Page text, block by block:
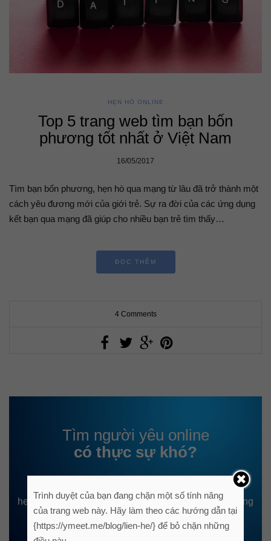
HẸN HÒ ONLINE
Top 5 trang web tìm bạn bốn
phương tốt nhất ở Việt Nam
16/05/2017
Tìm bạn bốn phương, hẹn hò qua mạng từ lâu đã trở thành một
cách yêu đương mới của giới trẻ. Sự ra đời của các ứng dụng
kết bạn qua mạng đã giúp cho nhiều bạn trẻ tìm thấy…
ĐỌC THÊM
4 Comments
Tìm người yêu online
có thực sự khó?
hẹn hò trực tuyến. Hãy tham gia đăng ký miễn phí cùng
YmeetMe!
Trình duyệt của bạn đang chặn một số tính năng
của trang web này. Hãy làm theo các hướng dẫn tại
{https://ymeet.me/blog/lien-he/} để bỏ chặn những